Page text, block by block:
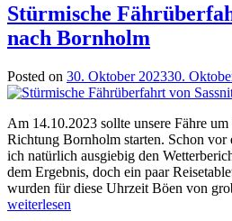
Stürmische
nach Bornholm
Posted on 30. Oktober 202330.
Am 14.10.2023 sollte unsere Fähre
Richtung Bornholm starten. Schon vor
ich natürlich ausgiebig den
dem Ergebnis, doch ein paar
wurden für diese Uhrzeit Böen von
weiterlesen